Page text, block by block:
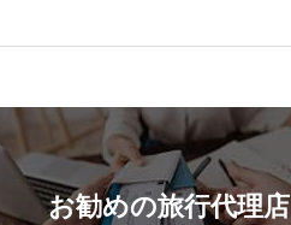
お勧めの旅行代理店